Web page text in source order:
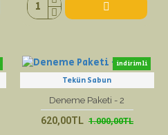
indirimli
Tekün Sabun
Deneme Paketi - 2
620,00TL 1.000,00TL